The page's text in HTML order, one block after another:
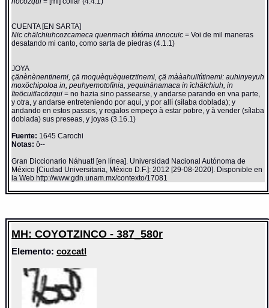
CUENTA [EN SARTA]
Nic chälchiuhcozcameca quenmach tòtóma innocuic= Voi de mil maneras
desatando mi canto, como sarta de piedras (4.1.1)
JOYA
çänènènentinemi, çä moquèquèquetztinemi, çä mààahuiltìtinemi: auhinyeyuh
moxöchipoloa in, peuhyemotolïnia, yequinànamaca in ïchälchiuh, in
ïteöcuitlacözqui= no hazia sino passearse, y andarse parando en vna parte,
y otra, y andarse entreteniendo por aqui, y por allí (sílaba doblada); y
andando en estos passos, y regalos empeço à estar pobre, y à vender (sílaba
doblada) sus preseas, y joyas (3.16.1)
Fuente: 1645 Carochi
Notas: ö--
Gran Diccionario Náhuatl [en línea]. Universidad Nacional Autónoma de
México [Ciudad Universitaria, México D.F.]: 2012 [29-08-2020]. Disponible en
la Web http://www.gdn.unam.mx/contexto/17081
MH: COYOTZINCO - 387_580r
Elemento:cozcatl